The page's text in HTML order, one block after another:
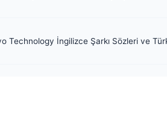
Technology İngilizce Şarkı Sözleri ve